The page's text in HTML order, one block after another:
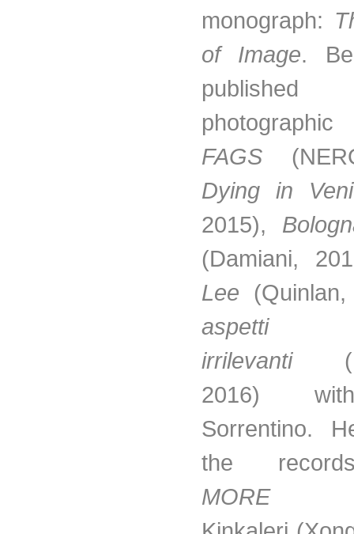
monograph:
of Image.
FAGS
Dying in
2015),
(Damiani,
Lee
aspetti
irrilevanti
2016)
Sorrentino.
the
MORE